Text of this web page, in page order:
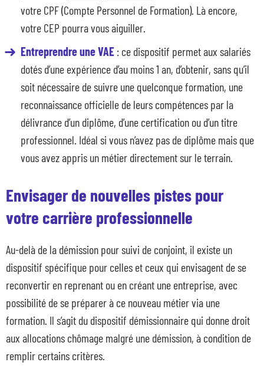
votre CPF (Compte Personnel de Formation). Là encore,
votre CEP pourra vous aiguiller.
Entreprendre une VAE : ce dispositif permet aux salariés
dotés d’une expérience d’au moins 1 an, d’obtenir, sans qu’il
soit nécessaire de suivre une quelconque formation, une
reconnaissance officielle de leurs compétences par la
délivrance d’un diplôme, d’une certification ou d’un titre
professionnel. Idéal si vous n’avez pas de diplôme mais que
vous avez appris un métier directement sur le terrain.
Envisager de nouvelles pistes pour
votre carrière professionnelle
Au-delà de la démission pour suivi de conjoint, il existe un
dispositif spécifique pour celles et ceux qui envisagent de se
reconvertir en reprenant ou en créant une entreprise, avec
possibilité de se préparer à ce nouveau métier via une
formation. Il s’agit du dispositif démissionnaire qui donne droit
aux allocations chômage malgré une démission, à condition de
remplir certains critères.